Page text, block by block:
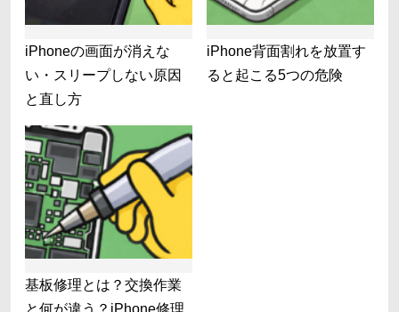
iPhoneの画面が消えな
い・スリープしない原因
と直し方
iPhone背面割れを放置す
ると起こる5つの危険
基板修理とは？交換作業